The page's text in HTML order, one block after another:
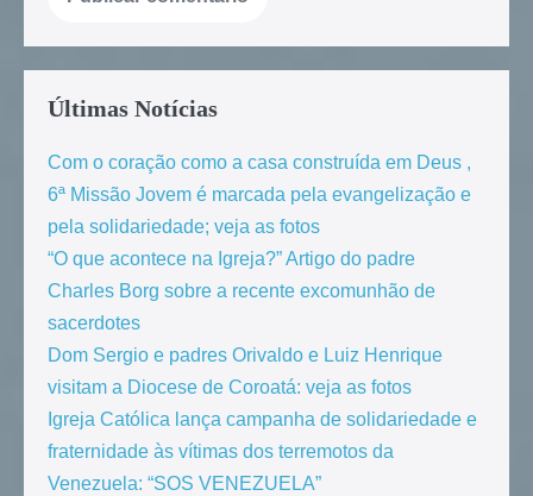
Últimas Notícias
Com o coração como a casa construída em Deus ,
6ª Missão Jovem é marcada pela evangelização e
pela solidariedade; veja as fotos
“O que acontece na Igreja?” Artigo do padre
Charles Borg sobre a recente excomunhão de
sacerdotes
Dom Sergio e padres Orivaldo e Luiz Henrique
visitam a Diocese de Coroatá: veja as fotos
Igreja Católica lança campanha de solidariedade e
fraternidade às vítimas dos terremotos da
Venezuela: “SOS VENEZUELA”